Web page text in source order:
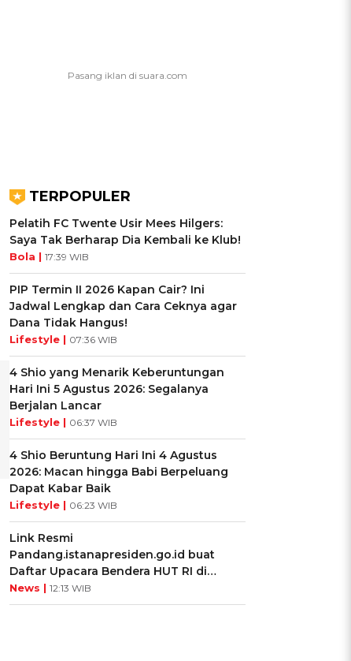
TERPOPULER
Pelatih FC Twente Usir Mees Hilgers:
Saya Tak Berharap Dia Kembali ke Klub!
Bola | 17:39 WIB
PIP Termin II 2026 Kapan Cair? Ini
Jadwal Lengkap dan Cara Ceknya agar
Dana Tidak Hangus!
Lifestyle | 07:36 WIB
4 Shio yang Menarik Keberuntungan
Hari Ini 5 Agustus 2026: Segalanya
Berjalan Lancar
Lifestyle | 06:37 WIB
4 Shio Beruntung Hari Ini 4 Agustus
2026: Macan hingga Babi Berpeluang
Dapat Kabar Baik
Lifestyle | 06:23 WIB
Link Resmi
Pandang.istanapresiden.go.id buat
Daftar Upacara Bendera HUT RI di
Istana Negara
News | 12:13 WIB